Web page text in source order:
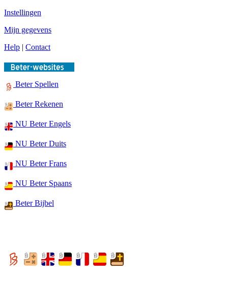
Instellingen
Mijn gegevens
Help | Contact
Beter Spellen
Beter Rekenen
NU Beter Engels
NU Beter Duits
NU Beter Frans
NU Beter Spaans
Beter Bijbel